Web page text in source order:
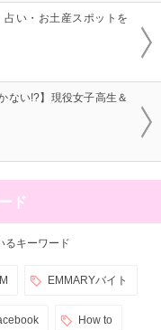
い・お土産スポットを
ない!?】現役女子高生＆
ド
るキーワード
EMMARYバイト
How to